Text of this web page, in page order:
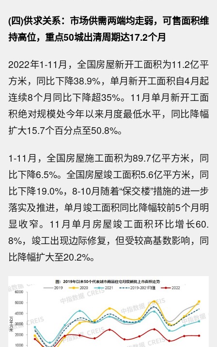
(四)供求关系：市场供需两端均走弱，可售面积维
持高位，重点50城出清周期达17.2个月
2022年1-11月，全国房屋新开工面积为11.2亿平
方米，同比下降38.9%，单月新开工面积自4月起
连续8个月同比下降超35%。11月单月新开工面
积绝对规模处今年以来月度最低水平，同比降幅
扩大15.7个百分点至50.8%。
1-11月，全国房屋施工面积为89.7亿平方米，同
比下降6.5%。全国房屋竣工面积5.6亿平方米，同
比下降19.0%，8-10月随着“保交楼”措施的进一步
落实及推进，单月竣工面积同比降幅较前5个月明
显收窄。11月单月房屋竣工面积环比增长60.
8%，竣工出现边际修复，但受较高基数影响，同
比降幅扩大至20.2%。